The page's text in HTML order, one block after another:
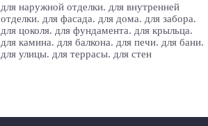
для наружной отделки. для внутренней
отделки. для фасада. для дома. для забора.
для цоколя. для фундамента. для крыльца.
для камина. для балкона. для печи. для бани.
для улицы. для террасы. для стен